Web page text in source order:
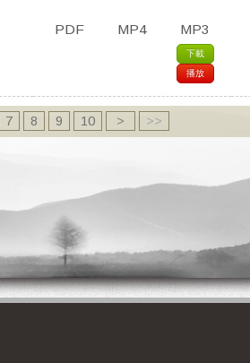
PDF MP4 MP3
下載
播放
7 8 9 10 > >>